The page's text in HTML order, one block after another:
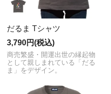
だるま Tシャツ
3,790円(税込)
商売繁盛・開運出世の縁起物
として親しまれている「だる
ま」をデザイン。